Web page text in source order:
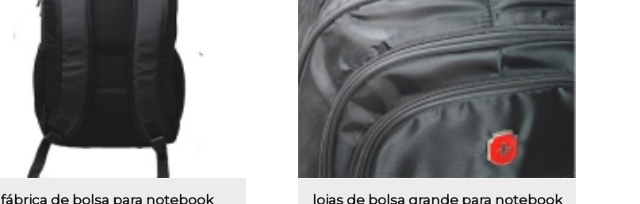
fábrica de bolsa para notebook
lojas de bolsa grande para notebook